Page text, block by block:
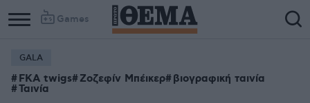
Games
GALA
FKA twigs Ζοζεφίν Μπέικερ βιογραφική ταινία
Ταινία